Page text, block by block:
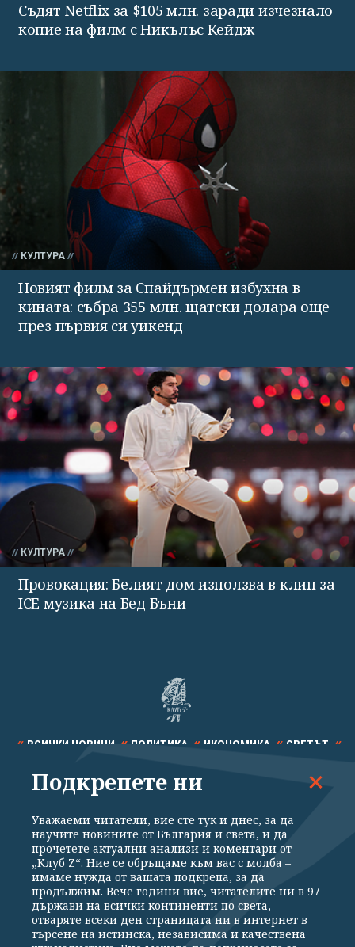
Съдят Netflix за $105 млн. заради изчезнало
копие на филм с Никълъс Кейдж
КУЛТУРА
Новият филм за Спайдърмен избухна в
кината: събра 355 млн. щатски долара още
през първия си уикенд
КУЛТУРА
Провокация: Белият дом използва в клип за
ICE музика на Бед Бъни
ВСИЧКИ НОВИНИ ПОЛИТИКА ИКОНОМИКА СВЕТЪТ
СПОРТ КУЛТУРА ТЕХНОЛОГИИ КАЛЕЙДОСКОП
Общи условия
Политика за поверителност
Реклама
Партньори Контакти
За Клуб Z
Екип
Подкрепете ни
Подкрепете ни
Уважаеми читатели, вие сте тук и днес, за да
научите новините от България и света, и да
прочетете актуални анализи и коментари от
„Клуб Z“. Ние се обръщаме към вас с молба –
имаме нужда от вашата подкрепа, за да
продължим. Вече години вие, читателите ни в 97
държави на всички континенти по света,
отваряте всеки ден страницата ни в интернет в
търсене на истинска, независима и качествена